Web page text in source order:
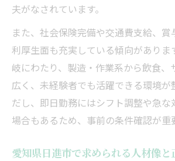
備
安定雇用を目指す方へ役立つポ
正社員 急募求人で安定して
愛知県日進市の正社員 急募
の魅力
長期的な安定を実現する正
方
夫がなされています。
また、社会保険完備や交通費支給、賞
利厚生面も充実している傾向がありま
岐にわたり、製造・作業系から飲食、
広く、未経験者でも活躍できる環境が
だし、即日勤務にはシフト調整や急な
場合もあるため、事前の条件確認が重
愛知県日進市で求められる人材像